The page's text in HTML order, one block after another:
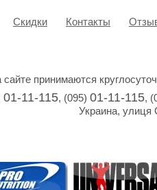
Cкидки Контакты
сайте принимаются
01-11-115, (095) 01-11-115,
Украина, улиця